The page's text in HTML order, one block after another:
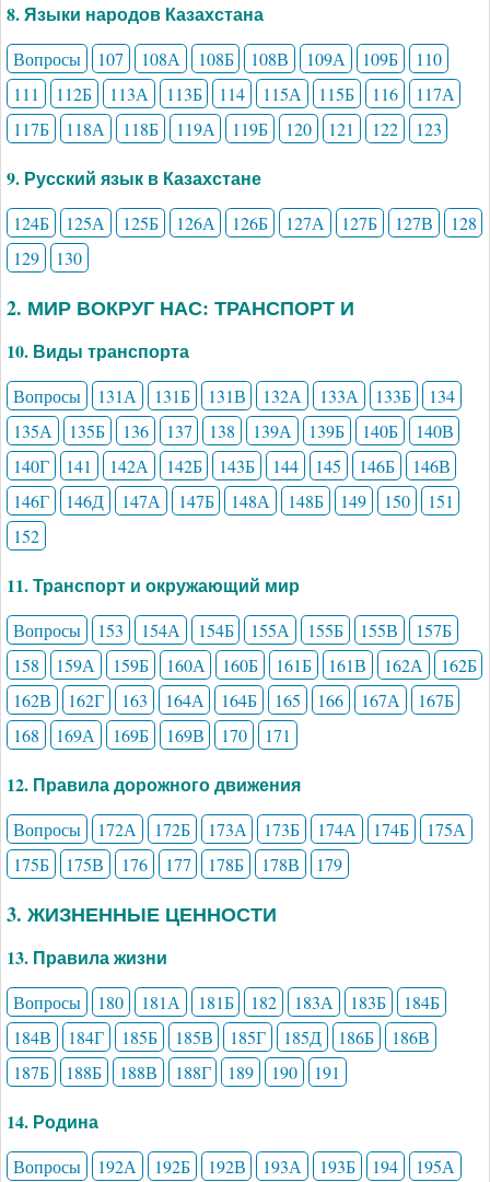
8. Языки народов Казахстана
Вопросы 107 108А 108Б 108В 109А 109Б
110
111
112Б 113А 113Б 114 115А 115Б 116
117А
117Б
118А 118Б 119А 119Б 120 121 122 123
9. Русский язык в Казахстане
124Б 125А 125Б 126А 126Б 127А 127Б 127В
128
129
130
2. МИР ВОКРУГ НАС: ТРАНСПОРТ И
10. Виды транспорта
Вопросы 131А 131Б 131В 132А 133А 133Б
134
135А
135Б 136 137 138 139А 139Б 140Б
140В
140Г
141 142А 142Б 143Б 144 145 146Б
146В
146Г
146Д 147А 147Б 148А 148Б 149 150
151
152
11. Транспорт и окружающий мир
Вопросы 153 154А 154Б 155А 155Б 155В
157Б
158
159А 159Б 160А 160Б 161Б 161В 162А
162Б
162В
162Г 163 164А 164Б 165 166 167А
167Б
168
169А 169Б 169В 170 171
12. Правила дорожного движения
Вопросы 172А 172Б 173А 173Б 174А 174Б
175А
175Б
175В 176 177 178Б 178В 179
3. ЖИЗНЕННЫЕ ЦЕННОСТИ
13. Правила жизни
Вопросы 180 181А 181Б 182 183А 183Б
184Б
184В
184Г 185Б 185В 185Г 185Д 186Б
186В
187Б
188Б 188В 188Г 189 190 191
14. Родина
Вопросы 192А 192Б 192В 193А 193Б 194
195А